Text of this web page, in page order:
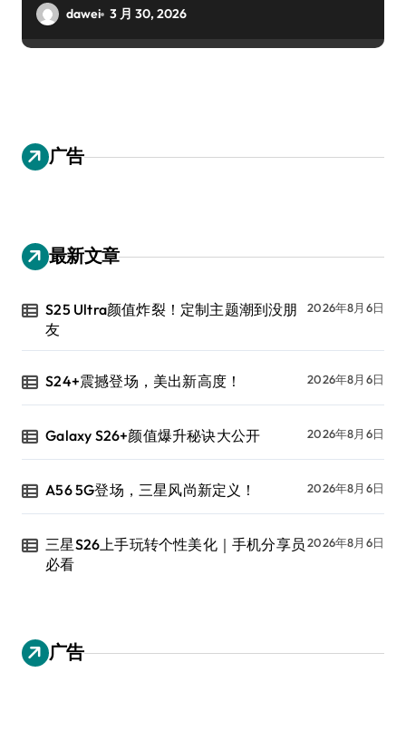
dawei 3 月 30, 2026
广告
最新文章
S25 Ultra颜值炸裂！定制主题潮到没朋
友
2026年8月6日
S24+震撼登场，美出新高度！ 2026年8月6日
Galaxy S26+颜值爆升秘诀大公开 2026年8月6日
A56 5G登场，三星风尚新定义！ 2026年8月6日
三星S26上手玩转个性美化｜手机分享员
必看
2026年8月6日
广告